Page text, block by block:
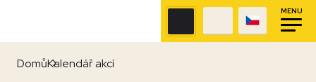
MENU
DomůKalendář akcí